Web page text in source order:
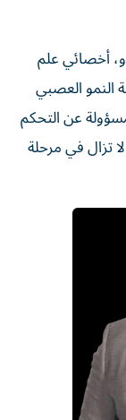
أخصائي علم
النمو العصبي
عن التحكم
تزال في مرحلة